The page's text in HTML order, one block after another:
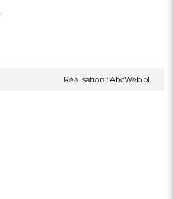
Réalisation : AbcWeb.pl